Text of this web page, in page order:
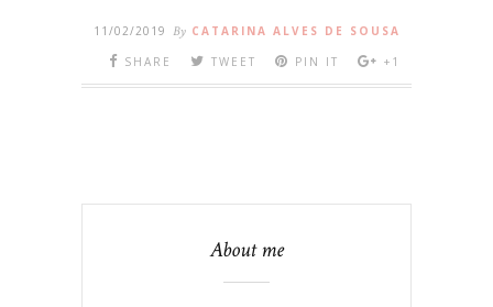
11/02/2019 By CATARINA ALVES DE SOUSA
SHARE
TWEET PIN IT +1
About me